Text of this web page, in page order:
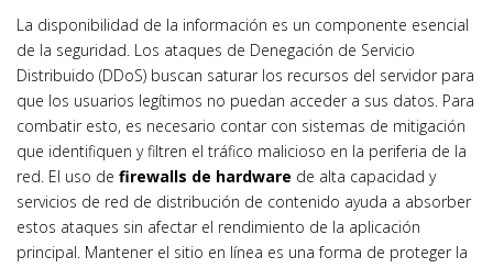
La disponibilidad de la información es un componente esencial
de la seguridad. Los ataques de Denegación de Servicio
Distribuido (DDoS) buscan saturar los recursos del servidor para
que los usuarios legítimos no puedan acceder a sus datos. Para
combatir esto, es necesario contar con sistemas de mitigación
que identifiquen y filtren el tráfico malicioso en la periferia de la
red. El uso de firewalls de hardware de alta capacidad y
servicios de red de distribución de contenido ayuda a absorber
estos ataques sin afectar el rendimiento de la aplicación
principal. Mantener el sitio en línea es una forma de proteger la